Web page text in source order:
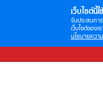
เว็บไซต์นี้ใ
รับประสบก
เว็บไซต์ของเ
นโยบายควา